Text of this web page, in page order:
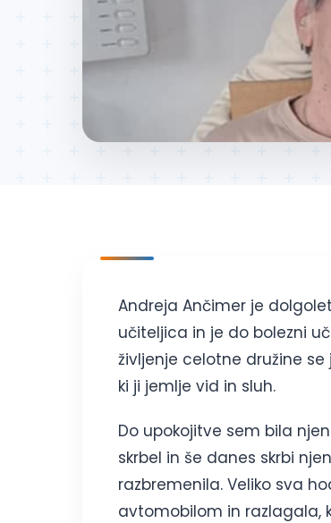
Andreja Ančimer je
učiteljica in je do bolezni
življenje celotne družine
ki ji jemlje vid in sluh.
Do upokojitve sem bila
skrbel in še danes skrbi
razbremenila. Veliko sva
avtomobilom in razlagala,